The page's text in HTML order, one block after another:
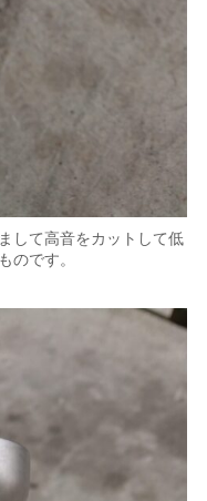
して高音をカットして低
のです。